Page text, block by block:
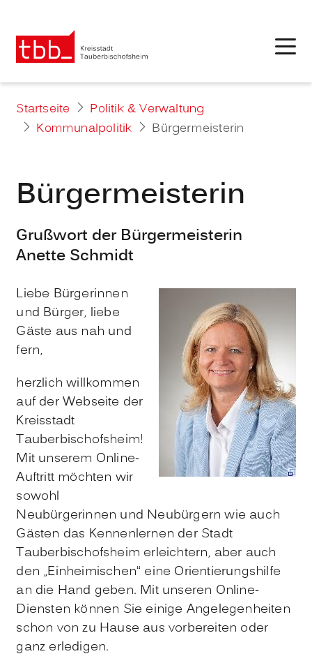
Startseite
Politik & Verwaltung
Kommunalpolitik
Bürgermeisterin
Bürgermeisterin
Grußwort der Bürgermeisterin
Anette Schmidt
Liebe Bürgerinnen
und Bürger, liebe
Gäste aus nah und
fern,
herzlich willkommen
auf der Webseite der
Kreisstadt
Tauberbischofsheim!
Mit unserem Online-
Auftritt möchten wir
sowohl
Neubürgerinnen und Neubürgern wie auch
Gästen das Kennenlernen der Stadt
Tauberbischofsheim erleichtern, aber auch
den „Einheimischen“ eine Orientierungshilfe
an die Hand geben. Mit unseren Online-
Diensten können Sie einige Angelegenheiten
schon von zu Hause aus vorbereiten oder
ganz erledigen.